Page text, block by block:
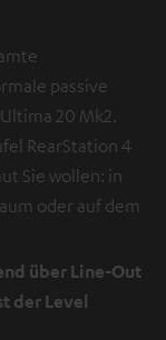
passive
20 Mk2.
RearStation 4
Sie wollen: in
oder auf dem
über Line-Out
der Level